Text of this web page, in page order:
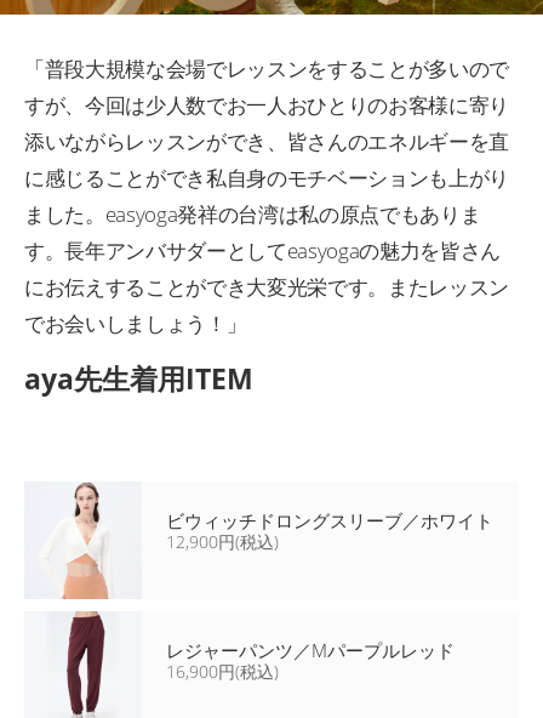
「普段大規模な会場でレッスンをすることが多いので
すが、今回は少人数でお一人おひとりのお客様に寄り
添いながらレッスンができ、皆さんのエネルギーを直
に感じることができ私自身のモチベーションも上がり
ました。easyoga発祥の台湾は私の原点でもありま
す。長年アンバサダーとしてeasyogaの魅力を皆さん
にお伝えすることができ大変光栄です。またレッスン
でお会いしましょう！」
aya先生着用ITEM
ビウィッチドロングスリーブ／ホワイト
12,900円(税込)
レジャーパンツ／Mパープルレッド
16,900円(税込)